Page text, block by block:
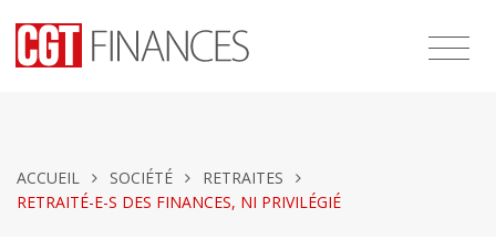
ACCUEIL SOCIÉTÉ
RETRAITES
RETRAITÉ-E-S DES FINANCES, NI PRIVILÉGIÉ